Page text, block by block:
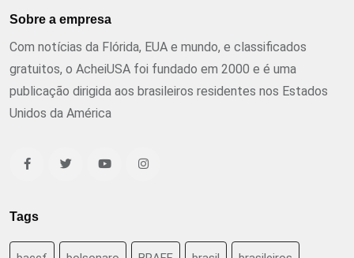
Sobre a empresa
Com notícias da Flórida, EUA e mundo, e classificados
gratuitos, o AcheiUSA foi fundado em 2000 e é uma
publicação dirigida aos brasileiros residentes nos Estados
Unidos da América
Tags